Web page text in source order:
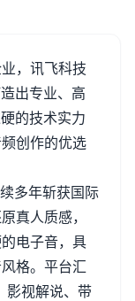
，讯飞科技
出专业、高
的技术实力
创作的优选
多年斩获国际
真人质感，
电子音，具
格。平台汇
影视解说、带